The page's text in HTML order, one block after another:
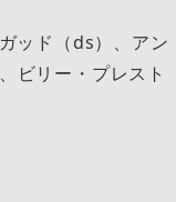
ッド（ds）、アン
ビリー・プレスト